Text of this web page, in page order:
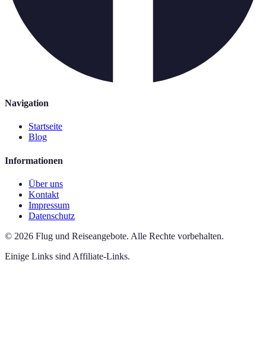
Navigation
Startseite
Blog
Informationen
Über uns
Kontakt
Impressum
Datenschutz
© 2026 Flug und Reiseangebote. Alle Rechte vorbehalten.
Einige Links sind Affiliate-Links.